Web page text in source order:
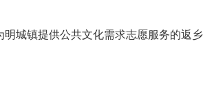
明城镇提供公共文化需求志愿服务的返